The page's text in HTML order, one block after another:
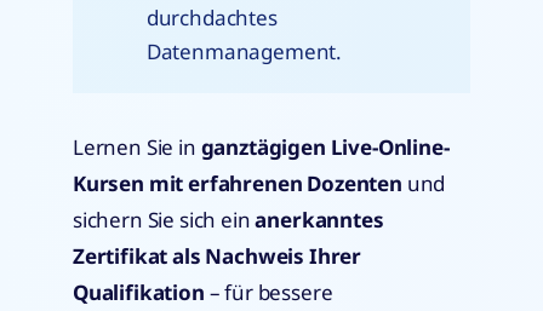
durchdachtes
Datenmanagement.
Lernen Sie in ganztägigen Live-Online-
Kursen mit erfahrenen Dozenten und
sichern Sie sich einanerkanntes
Zertifikat als Nachweis Ihrer
Qualifikation – für bessere